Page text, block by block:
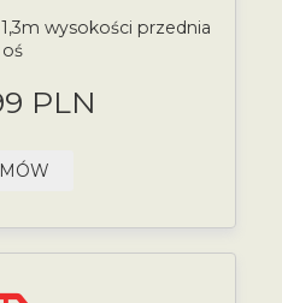
wysokości przednia
oś
PLN